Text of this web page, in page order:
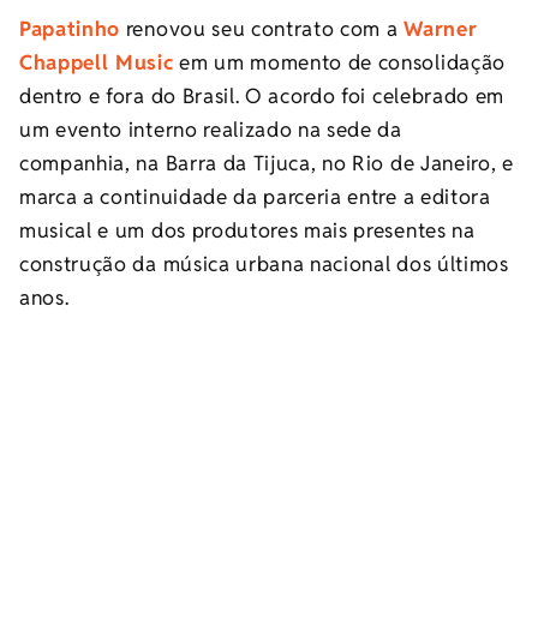
Papatinho renovou seu contrato com aWarner
Chappell Music em um momento de consolidação
dentro e fora do Brasil. O acordo foi celebrado em
um evento interno realizado na sede da
companhia, na Barra da Tijuca, no Rio de Janeiro, e
marca a continuidade da parceria entre a editora
musical e um dos produtores mais presentes na
construção da música urbana nacional dos últimos
anos.